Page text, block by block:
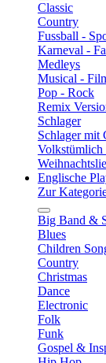
Classic
Country
Fussball -
Karneval -
Medleys
Musical -
Pop - Rock
Remix
Schlager
Schlager mit
Volkstümlich
Englische
Zur
Big Band &
Blues
Children
Country
Christmas
Dance
Electronic
Folk
Funk
Gospel &